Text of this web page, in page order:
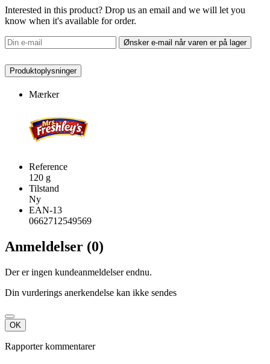
Interested in this product? Drop us an email and we will let you
know when it's available for order.
Ønsker e-mail når varen er på lager
Produktoplysninger
Mærker
Reference
120 g
Tilstand
Ny
EAN-13
0662712549569
Anmeldelser (0)
Der er ingen kundeanmeldelser endnu.
Din vurderings anerkendelse kan ikke sendes
OK
Rapporter kommentarer